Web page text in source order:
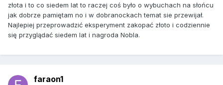
złota i to co siedem lat to raczej coś było o wybuchach na słońcu
jak dobrze pamiętam no i w dobranockach temat sie przewijał.
Najlepiej przeprowadzić eksperyment zakopać złoto i codziennie
się przyglądać siedem lat i nagroda Nobla.
faraon1